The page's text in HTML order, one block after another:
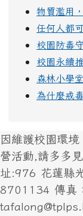
物質濫用
任何人都
校園防毒
校園永續
森林小學
為什麼戒
因維護校園環
營活動,請多多
址:976 花蓮縣
8701134 傳真